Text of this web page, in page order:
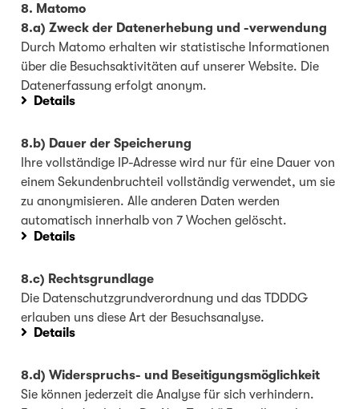
8. Matomo
8.a) Zweck der Datenerhebung und -verwendung
Durch Matomo erhalten wir statistische Informationen
über die Besuchsaktivitäten auf unserer Website. Die
Datenerfassung erfolgt anonym.
Details
8.b) Dauer der Speicherung
Ihre vollständige IP-Adresse wird nur für eine Dauer von
einem Sekundenbruchteil vollständig verwendet, um sie
zu anonymisieren. Alle anderen Daten werden
automatisch innerhalb von 7 Wochen gelöscht.
Details
8.c) Rechtsgrundlage
Die Datenschutzgrundverordnung und das TDDDG
erlauben uns diese Art der Besuchsanalyse.
Details
8.d) Widerspruchs- und Beseitigungsmöglichkeit
Sie können jederzeit die Analyse für sich verhindern.